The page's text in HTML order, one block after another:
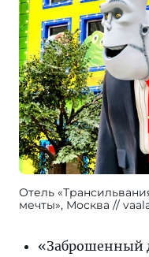
Отель
мечты», Москва
«Заброшенный